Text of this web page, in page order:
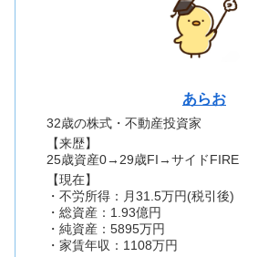
あらお
32歳の株式・不動産投資家
【来歴】
25歳資産0→29歳FI→サイドFIRE
【現在】
・不労所得：月31.5万円(税引後)
・総資産：1.93億円
・純資産：5895万円
・家賃年収：1108万円